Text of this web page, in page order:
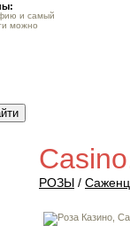
и самый
можно
РОЗЫ /